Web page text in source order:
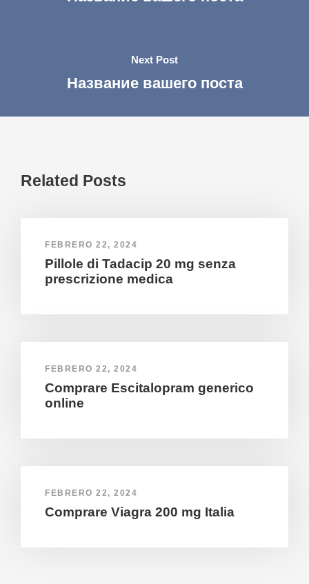
Next Post
Название вашего поста
Related Posts
FEBRERO 22, 2024
Pillole di Tadacip 20 mg senza
prescrizione medica
FEBRERO 22, 2024
Comprare Escitalopram generico
online
FEBRERO 22, 2024
Comprare Viagra 200 mg Italia